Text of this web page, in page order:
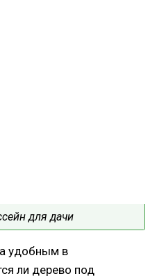
для дачи
удобным в
ли дерево под